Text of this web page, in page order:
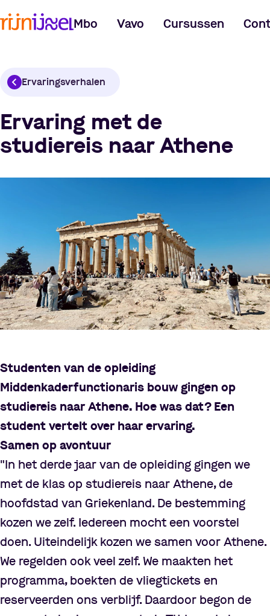
Mbo Vavo Cursussen
Ervaringsverhalen
Ervaring met de
studiereis naar Athene
Studenten van de opleiding
Middenkaderfunctionaris bouw gingen op
studiereis naar Athene. Hoe was dat? Een
student vertelt over haar ervaring.
Samen op avontuur
"In het derde jaar van de opleiding gingen we
met de klas op studiereis naar Athene, de
hoofdstad van Griekenland. De bestemming
kozen we zelf. Iedereen mocht een voorstel
doen. Uiteindelijk kozen we samen voor Athene.
We regelden ook veel zelf. We maakten het
programma, boekten de vliegtickets en
reserveerden ons verblijf. Daardoor begon de